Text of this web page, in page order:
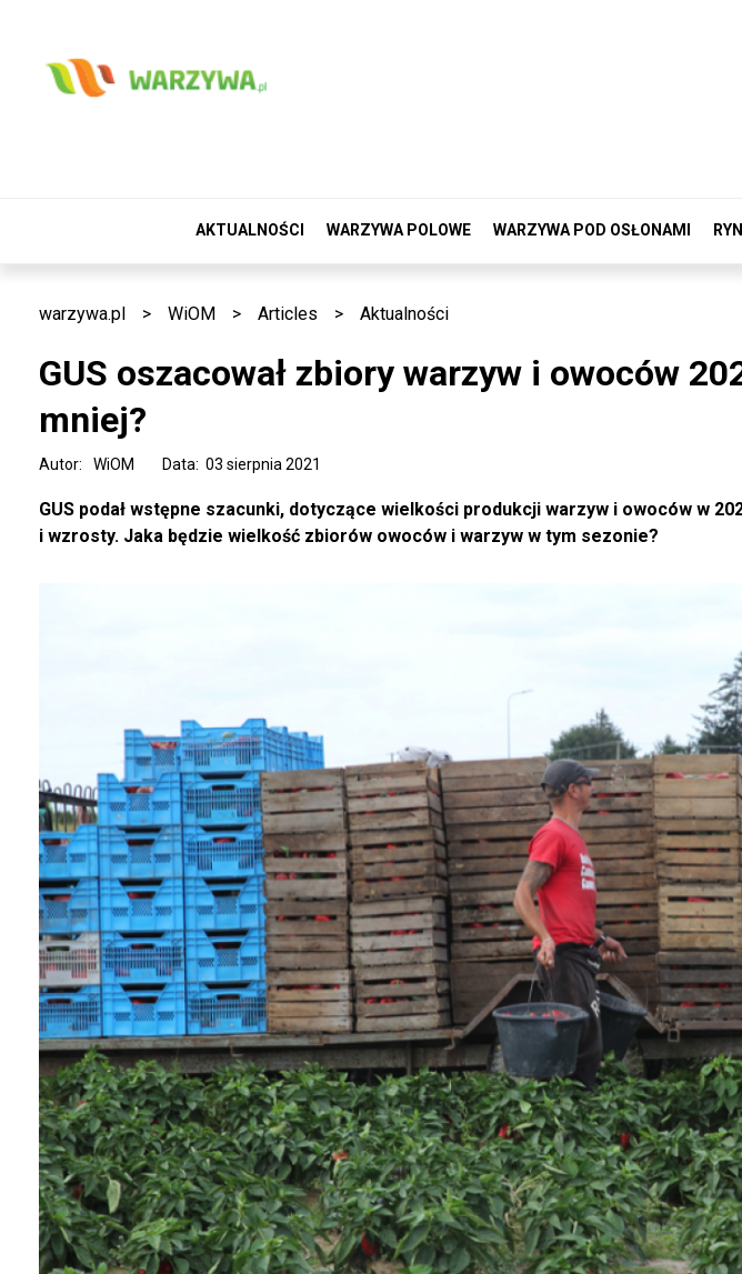
AKTUALNOŚCI WARZYWA POLOWE WARZYWA POD OSŁONAMI
warzywa.pl > WiOM > Articles > Aktualności
GUS oszacował zbiory warzyw i owoców
mniej?
Data: 03 sierpnia 2021
Autor: WiOM
GUS podał wstępne szacunki, dotyczące wielkości produkcji warzyw i owoców w
i wzrosty. Jaka będzie wielkość zbiorów owoców i warzyw w tym sezonie?